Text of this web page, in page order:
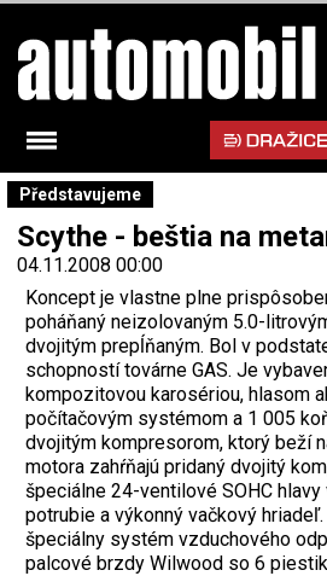
Představujeme
Scythe - beštia na
04.11.2008 00:00
Koncept je vlastne plne
poháňaný neizolovaným 5.0-
dvojitým prepĺňaným. Bol v
schopností továrne GAS. Je
kompozitovou karosériou, hlasom
počítačovým systémom a 1 005
dvojitým kompresorom, ktorý beží
motora zahŕňajú pridaný dvojitý
špeciálne 24-ventilové SOHC
potrubie a výkonný vačkový
špeciálny systém vzduchového
palcové brzdy Wilwood so 6